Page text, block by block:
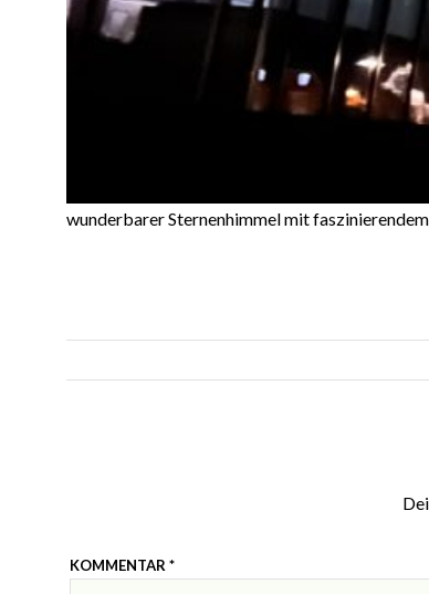
wunderbarer Sternenhimmel mit
KOMMENTAR *